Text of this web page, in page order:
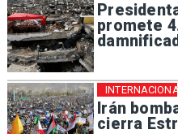
promete
Irán
cierra